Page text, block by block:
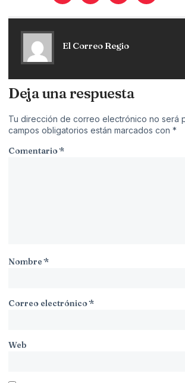
El Correo Regio
Deja una respuesta
Tu dirección de correo electrónico no será
campos obligatorios están marcados con *
Comentario*
Nombre*
Correo electrónico*
Web